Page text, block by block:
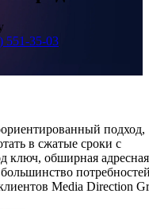
551-35-03
подход,
в сжатые сроки с
ключ, обширная адресная
Media Direction